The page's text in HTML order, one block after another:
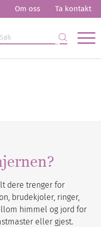
Om oss Ta kontakt
dere trenger for
brudekjoler, ringer,
himmel og jord for
eller gjest.